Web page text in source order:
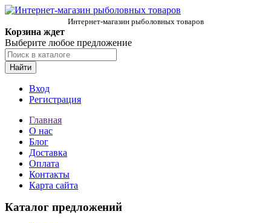
Интернет-магазин рыболовных товаров
Корзина ждет
Выберите любое предложение
Найти
Вход
Регистрация
Главная
О нас
Блог
Доставка
Оплата
Контакты
Карта сайта
Каталог предложений